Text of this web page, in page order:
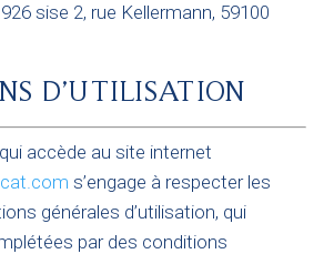
sise 2, rue Kellermann, 59100
D’UTILISATION
accède au site internet
s’engage à respecter les
générales d’utilisation, qui
par des conditions